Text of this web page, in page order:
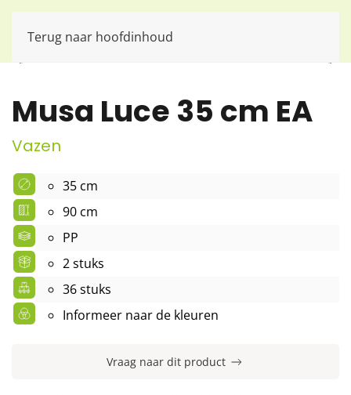
Terug naar hoofdinhoud
Musa Luce 35 cm EA
Vazen
35 cm
90 cm
PP
2 stuks
36 stuks
Informeer naar de kleuren
Vraag naar dit product